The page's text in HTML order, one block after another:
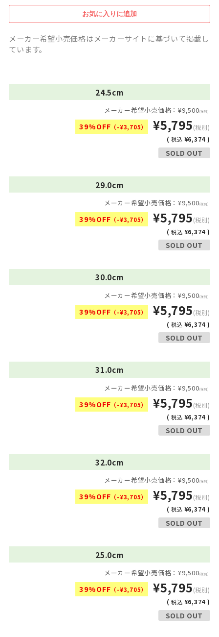
メーカー希望小売価格はメーカーサイトに基づいて掲載し
ています。
24.5cm
メーカー希望小売価格：¥9,500(税別)
39%OFF （-¥3,705） ¥5,795(税別)
(税込 ¥6,374 )
SOLD OUT
29.0cm
メーカー希望小売価格：¥9,500(税別)
39%OFF （-¥3,705） ¥5,795(税別)
(税込 ¥6,374 )
SOLD OUT
30.0cm
メーカー希望小売価格：¥9,500(税別)
39%OFF （-¥3,705） ¥5,795(税別)
(税込 ¥6,374 )
SOLD OUT
31.0cm
メーカー希望小売価格：¥9,500(税別)
39%OFF （-¥3,705） ¥5,795(税別)
(税込 ¥6,374 )
SOLD OUT
32.0cm
メーカー希望小売価格：¥9,500(税別)
39%OFF （-¥3,705） ¥5,795(税別)
(税込 ¥6,374 )
SOLD OUT
25.0cm
メーカー希望小売価格：¥9,500(税別)
39%OFF （-¥3,705） ¥5,795(税別)
(税込 ¥6,374 )
SOLD OUT